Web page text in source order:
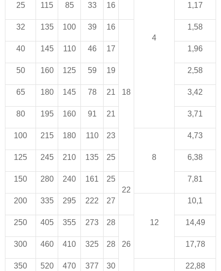
4
25 115 85 33 16 1,17
32 135 100 39 16
18
1,58
40 145 110 46 17 1,96
50 160 125 59 19 2,58
65 180 145 78 21 3,42
80 195 160 91 21 3,71
100 215 180 110 23
8
4,73
125 245 210 135 25 6,38
150 280 240 161
25
22
7,81
200 335 295 222 27
12
10,1
250 405 355 273 28
26
14,49
300 460 410 325 28 17,78
350 520 470 377 30 22,88